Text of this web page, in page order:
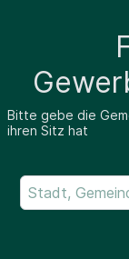
Bitte gebe die
ihren Sitz hat